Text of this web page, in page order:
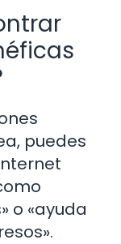
puedes
o «ayuda